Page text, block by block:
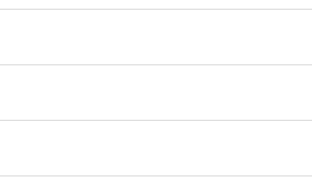
BiSの音楽が好きで、研究員とライ
今日来てくれた研究員と、まだ見ぬ
場所に行きたいです。